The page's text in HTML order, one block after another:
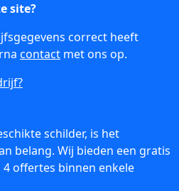
site?
correct heeft
contact met ons op.
schilder, is het
belang. Wij bieden een gratis
offertes binnen enkele